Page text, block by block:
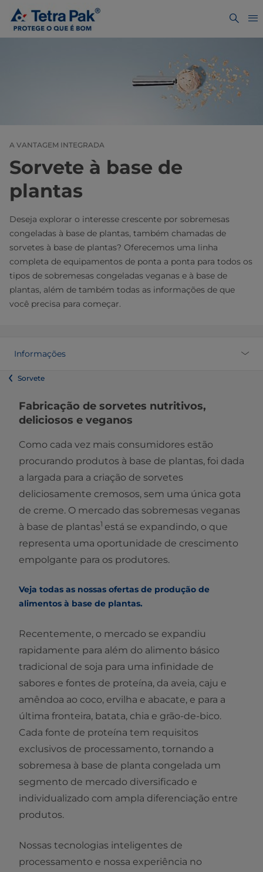
A VANTAGEM INTEGRADA
Sorvete à base de
plantas
Deseja explorar o interesse crescente por sobremesas
congeladas à base de plantas, também chamadas de
sorvetes à base de plantas? Oferecemos uma linha
completa de equipamentos de ponta a ponta para todos os
tipos de sobremesas congeladas veganas e à base de
plantas, além de também todas as informações de que
você precisa para começar.
Informações
Sorvete
Fabricação de sorvetes nutritivos,
deliciosos e veganos
Como cada vez mais consumidores estão
procurando produtos à base de plantas, foi dada
a largada para a criação de sorvetes
deliciosamente cremosos, sem uma única gota
de creme. O mercado das sobremesas veganas
à base de plantas1 está se expandindo, o que
representa uma oportunidade de crescimento
empolgante para os produtores.
Veja todas as nossas ofertas de produção de
alimentos à base de plantas.
Recentemente, o mercado se expandiu
rapidamente para além do alimento básico
tradicional de soja para uma infinidade de
sabores e fontes de proteína, da aveia, caju e
amêndoa ao coco, ervilha e abacate, e para a
última fronteira, batata, chia e grão-de-bico.
Cada fonte de proteína tem requisitos
exclusivos de processamento, tornando a
sobremesa à base de planta congelada um
segmento de mercado diversificado e
individualizado com ampla diferenciação entre
produtos.
Nossas tecnologias inteligentes de
processamento e nossa experiência no